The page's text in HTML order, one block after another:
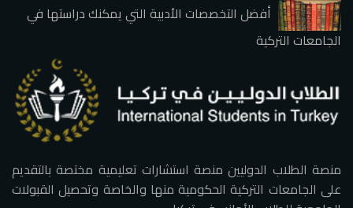
أفضل التخصصات الأدبية التي يمكنك دراستها في
الجامعات التركية
منصة الطلاب الدوليين منصة استشارات تعليمية مختصة بالتقديم
على الجامعات التركية الحكومية منها والخاصة وتحصيل القبولات